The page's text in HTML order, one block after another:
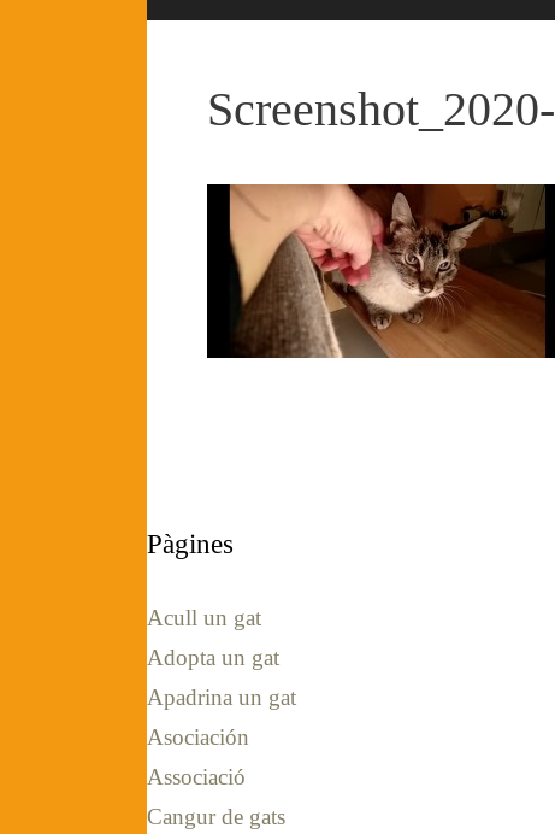
Pàgines
Acull un gat
Adopta un gat
Apadrina un gat
Asociación
Associació
Cangur de gats